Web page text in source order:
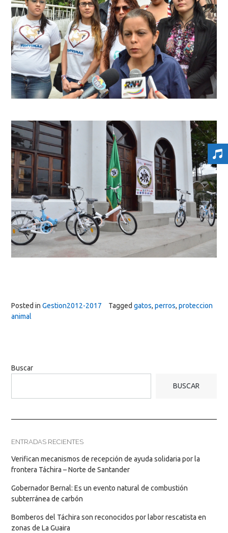
Posted in Gestion2012-2017 Tagged gatos, perros, proteccion
animal
Buscar
BUSCAR
ENTRADAS RECIENTES
Verifican mecanismos de recepción de ayuda solidaria por la
frontera Táchira – Norte de Santander
Gobernador Bernal: Es un evento natural de combustión
subterránea de carbón
Bomberos del Táchira son reconocidos por labor rescatista en
zonas de La Guaira